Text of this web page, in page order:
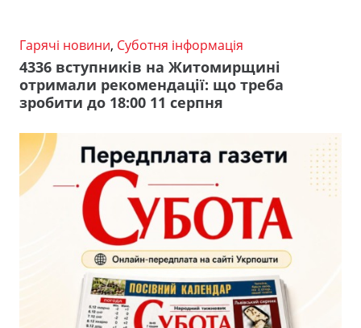
Гарячі новини, Суботня інформація
4336 вступників на Житомирщині
отримали рекомендації: що треба
зробити до 18:00 11 серпня